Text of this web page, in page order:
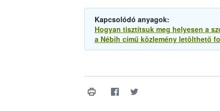
Kapcsolódó anyagok:
Hogyan tisztítsuk meg helyesen a
a Nébih című közlemény letölthető